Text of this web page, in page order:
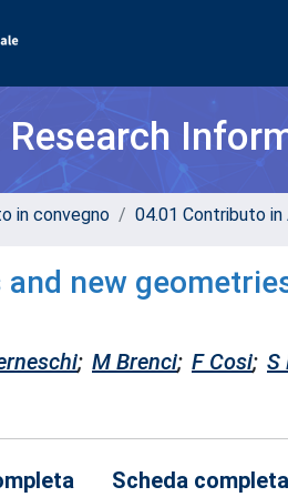
in convegno 04.01 Contributo
new
; M Brenci; F Cosi; S
Scheda